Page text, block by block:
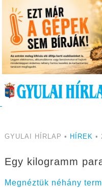
GYULAI HÍRLAP • HÍREK •
Egy kilogramm
Megnéztük néhány